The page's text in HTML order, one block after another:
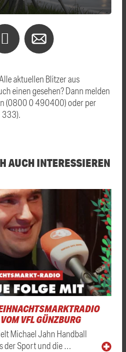
aktuellen Blitzer aus
einen gesehen? Dann melden
(0800 0 490400) oder per
AUCH INTERESSIEREN
VFL GÜNZBURG
Michael Jahn Handball
der Sport und die …